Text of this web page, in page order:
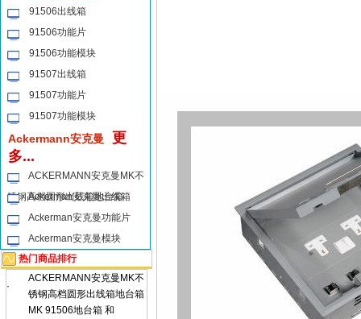
91506出线箱
91506功能片
91506功能模块
91507出线箱
91507功能片
91507功能模块
Ackermann安克曼
更
多...
ACKERMANN安克曼MK不
锈钢高档圆形出线箱地台箱
Ackerman安克曼出线箱
Ackerman安克曼功能片
Ackerman安克曼模块
热门商品排行
·
ACKERMANN安克曼MK不
锈钢高档圆形出线箱地台箱
MK 91506地台箱 和